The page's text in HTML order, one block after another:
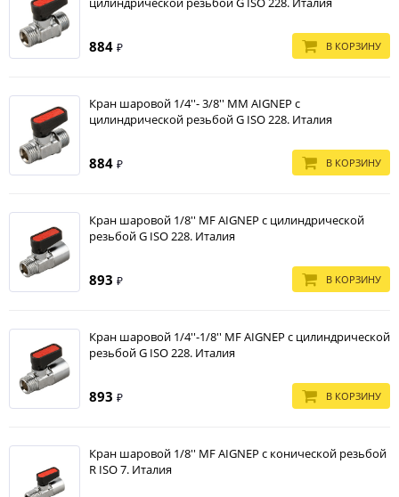
884 ₽ В КОРЗИНУ
Кран шаровой 1/4''- 3/8'' MM AIGNEP с
цилиндрической резьбой G ISO 228. Италия
884 ₽ В КОРЗИНУ
Кран шаровой 1/8'' MF AIGNEP с цилиндрической
резьбой G ISO 228. Италия
893 ₽ В КОРЗИНУ
Кран шаровой 1/4''-1/8'' MF AIGNEP с цилиндрической
резьбой G ISO 228. Италия
893 ₽ В КОРЗИНУ
Кран шаровой 1/8'' MF AIGNEP c конической резьбой
R ISO 7. Италия